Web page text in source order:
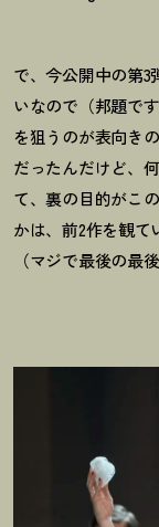
で、今公開中の第3
いなので（邦題で
を狙うのが表向き
だったんだけど、
て、裏の目的がこ
かは、前2作を観
（マジで最後の最